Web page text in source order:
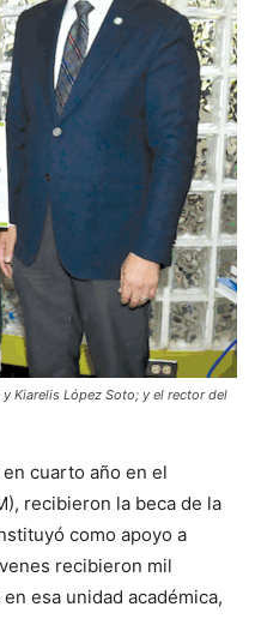
Kiarelis López Soto; y el rector del
cuarto año en el
recibieron la beca de la
como apoyo a
recibieron mil
esa unidad académica,